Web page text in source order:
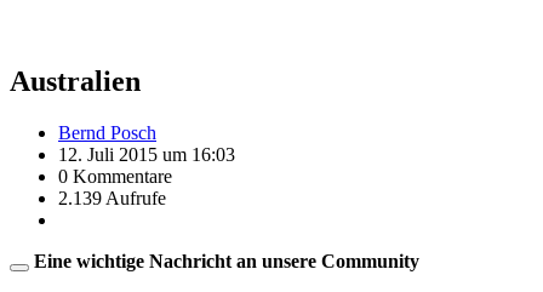
Australien
Bernd Posch
12. Juli 2015 um 16:03
0 Kommentare
2.139 Aufrufe
Eine wichtige Nachricht an unsere Community